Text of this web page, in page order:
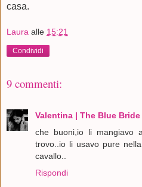
casa.
Laura alle 15:21
Condividi
9 commenti:
Valentina | The Blue Bride
che buoni,io li mangiavo
trovo..io li usavo pure
cavallo..
Rispondi